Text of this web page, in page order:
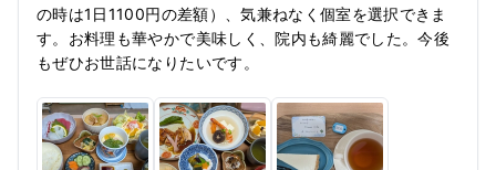
の時は1日1100円の差額）、気兼ねなく個室を選択できま
す。お料理も華やかで美味しく、院内も綺麗でした。今後
もぜひお世話になりたいです。